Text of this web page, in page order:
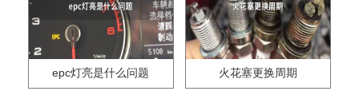
epc灯亮是什么问题 火花塞更换周期